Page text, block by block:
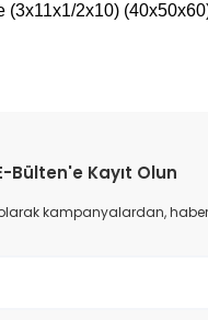
(3x11x1/2x10)
Bülten'e Kayıt Olun
kampanyalardan,